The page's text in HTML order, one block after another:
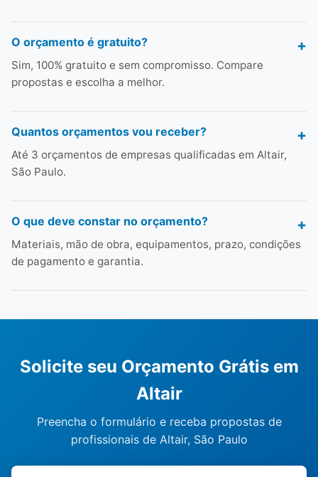
O orçamento é gratuito?
Sim, 100% gratuito e sem compromisso. Compare
propostas e escolha a melhor.
Quantos orçamentos vou receber?
Até 3 orçamentos de empresas qualificadas em Altair,
São Paulo.
O que deve constar no orçamento?
Materiais, mão de obra, equipamentos, prazo, condições
de pagamento e garantia.
Solicite seu Orçamento Grátis em
Altair
Preencha o formulário e receba propostas de
profissionais de Altair, São Paulo